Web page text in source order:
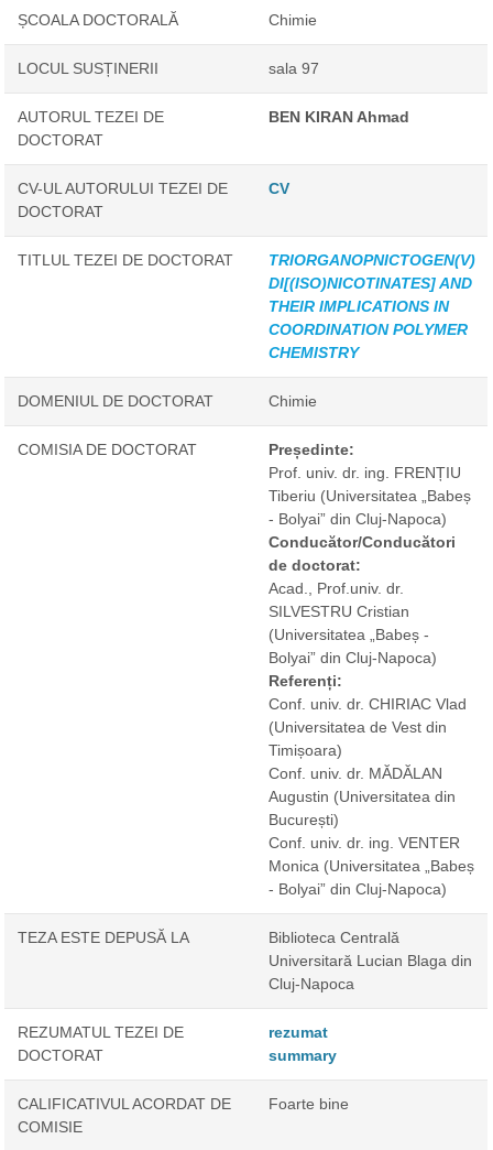
ȘCOALA DOCTORALĂ Chimie
LOCUL SUSȚINERII sala 97
AUTORUL TEZEI DE
DOCTORAT
BEN KIRAN Ahmad
CV-UL AUTORULUI TEZEI DE
DOCTORAT
CV
TITLUL TEZEI DE DOCTORAT
TRIORGANOPNICTOGEN(V)
DI[(ISO)NICOTINATES] AND
THEIR IMPLICATIONS IN
COORDINATION POLYMER
CHEMISTRY
DOMENIUL DE DOCTORAT Chimie
COMISIA DE DOCTORAT
Președinte:
Prof. univ. dr. ing. FRENȚIU
Tiberiu (Universitatea „Babeș
- Bolyai” din Cluj-Napoca)
Conducător/Conducători
de doctorat:
Acad., Prof.univ. dr.
SILVESTRU Cristian
(Universitatea „Babeș -
Bolyai” din Cluj-Napoca)
Referenți:
Conf. univ. dr. CHIRIAC Vlad
(Universitatea de Vest din
Timișoara)
Conf. univ. dr. MĂDĂLAN
Augustin (Universitatea din
București)
Conf. univ. dr. ing. VENTER
Monica (Universitatea „Babeș
- Bolyai” din Cluj-Napoca)
TEZA ESTE DEPUSĂ LA
Biblioteca Centrală
Universitară Lucian Blaga din
Cluj-Napoca
REZUMATUL TEZEI DE
DOCTORAT
rezumat
summary
CALIFICATIVUL ACORDAT DE
COMISIE
Foarte bine